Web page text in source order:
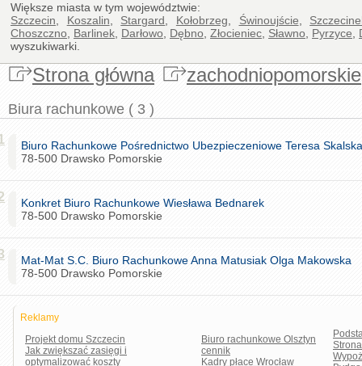
Większe miasta w tym województwie:
Szczecin
Koszalin Stargard Kołobrzeg Świnoujście
Choszczno
Barlinek Darłowo Dębno Złocieniec Sławno Pyrzyce
wyszukiwarki.
Strona główna zachodniopomorskie
Biura rachunkowe ( 3 )
Biuro Rachunkowe Pośrednictwo Ubezpieczeniowe Teresa Skalska
78-500 Drawsko Pomorskie
Konkret Biuro Rachunkowe Wiesława Bednarek
78-500 Drawsko Pomorskie
Mat-Mat S.C. Biuro Rachunkowe Anna Matusiak Olga Makowska
78-500 Drawsko Pomorskie
Reklamy
Projekt domu Szczecin
Jak zwiększać zasięgi i
optymalizować koszty
Biuro rachunkowe Olsztyn
cennik
Kadry płace Wrocław